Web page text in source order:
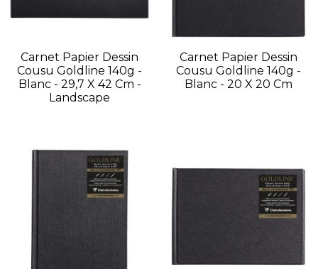
Carnet Papier Dessin
Cousu Goldline 140g -
Blanc - 29,7 X 42 Cm -
Landscape
Carnet Papier Dessin
Cousu Goldline 140g -
Blanc - 20 X 20 Cm